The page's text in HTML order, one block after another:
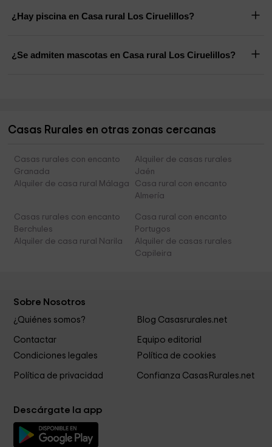
¿Hay piscina en Casa rural Los Ciruelillos?
¿Se admiten mascotas en Casa rural Los Ciruelillos?
Casas Rurales en otras zonas cercanas
Casas rurales con encanto
Granada
Alquiler de casas rurales
Jaén
Alquiler de casa rural Málaga
Casa rural con encanto
Almería
Casas rurales con encanto
Berchules
Casa rural con encanto
Portugos
Alquiler de casa rural Narila
Alquiler de casas rurales
Capileira
Sobre Nosotros
¿Quiénes somos? Blog Casasrurales.net
Contactar
Equipo editorial
Condiciones legales
Política de cookies
Política de privacidad Confianza CasasRurales.net
Descárgate la app